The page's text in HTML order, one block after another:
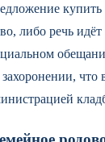
купить
либо речь
что